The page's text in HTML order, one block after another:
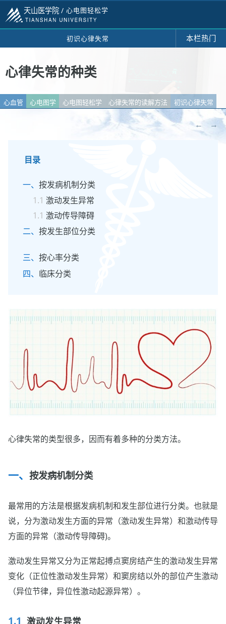
天山医学院 / 心电图轻松学
初识心律失常 本栏热门
心律失常的种类
心血管 心电图学 心电图轻松学 心律失常的读解方法 初识心律失常
← →
目录
按发病机制分类
激动发生异常
激动传导障碍
按发生部位分类
按心率分类
临床分类
心律失常的类型很多，因而有着多种的分类方法。
按发病机制分类
最常用的方法是根据发病机制和发生部位进行分类。也就是
说，分为激动发生方面的异常（激动发生异常）和激动传导
方面的异常（激动传导障碍)。
激动发生异常又分为正常起搏点窦房结产生的激动发生异常
变化（正位性激动发生异常）和窦房结以外的部位产生激动
（异位节律，异位性激动起源异常）。
激动发生异常